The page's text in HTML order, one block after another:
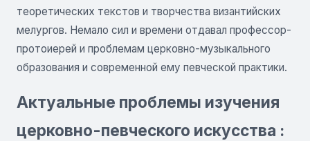
теоретических текстов и творчества византийских
мелургов. Немало сил и времени отдавал профессор-
протоиерей и проблемам церковно-музыкального
образования и современной ему певческой практики.
Актуальные проблемы изучения
церковно-певческого искусства :